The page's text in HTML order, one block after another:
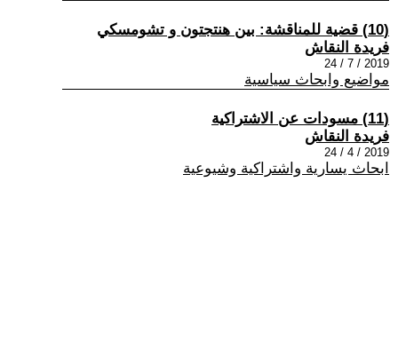
(10) قضية للمناقشة: بين هنتجتون و تشومسكي
فريدة النقاش
2019 / 7 / 24
مواضيع وابحاث سياسية
(11) مسودات عن الاشتراكية
فريدة النقاش
2019 / 4 / 24
ابحاث يسارية واشتراكية وشيوعية